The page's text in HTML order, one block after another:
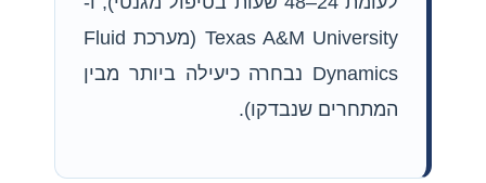
Texas A&M University (מערכת Fluid
Dynamics נבחרה כיעילה ביותר מבין
המתחרים שנבדקו).